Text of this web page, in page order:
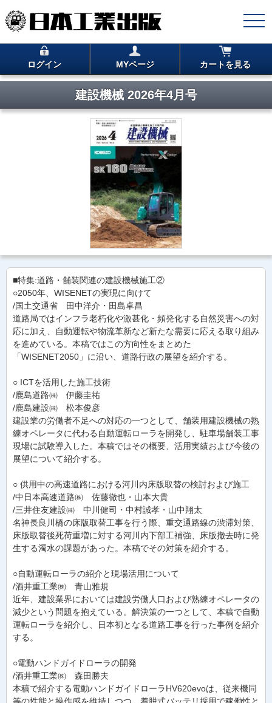
ログイン MYページ カートを見る
建設機械 2026年4月号
■特集:道路・舗装関連の建設機械施工②
○2050年、WISENETの実現に向けて
/国土交通省 田中洋介・田島卓昌
道路局ではインフラ老朽化や激甚化・頻発化する自然災害への対
応に加え、自動運転や物流革新など新たな需要に応える取り組み
を進めている。本稿ではこの方向性をまとめた
「WISENET2050」に沿い、道路行政の展望を紹介する。
○ ICTを活用した施工技術
/鹿島道路㈱ 伊藤圭祐
/鹿島建設㈱ 松本俊彦
建設業の労働者不足への対応の一つとして、舗装用建設機械の熟
練オペレータに代わる自動運転ローラを開発し、駐車場舗装工事
現場に試験導入した。本稿ではその概要、活用実績および今後の
展望について紹介する。
○ 供用中の高速道路における河川内床版取替の検討および施工
/中日本高速道路㈱ 佐藤徹也・山本大貴
/三井住友建設㈱ 中川健司・中村誠孝・山中翔太
名神長良川橋の床版取替工事を行う際、重交通路線の渋滞対策、
床版取替後死荷重増に対する河川内下部工補強、床版撤去時に発
生する濁水の課題があった。本稿でその対策を紹介する。
○自動運転ローラの紹介と現場活用について
/酒井重工業㈱ 青山雅規
近年、建設業界においては建設労働人口および熟練オペレータの
減少という問題を抱えている。解決策の一つとして、本稿で自動
運転ローラを紹介し、日本初となる道路工事を行った事例を紹介
する。
○電動ハンドガイドローラの開発
/酒井重工業㈱ 森田勝夫
本稿で紹介する電動ハンドガイドローラHV620evoは、従来機同